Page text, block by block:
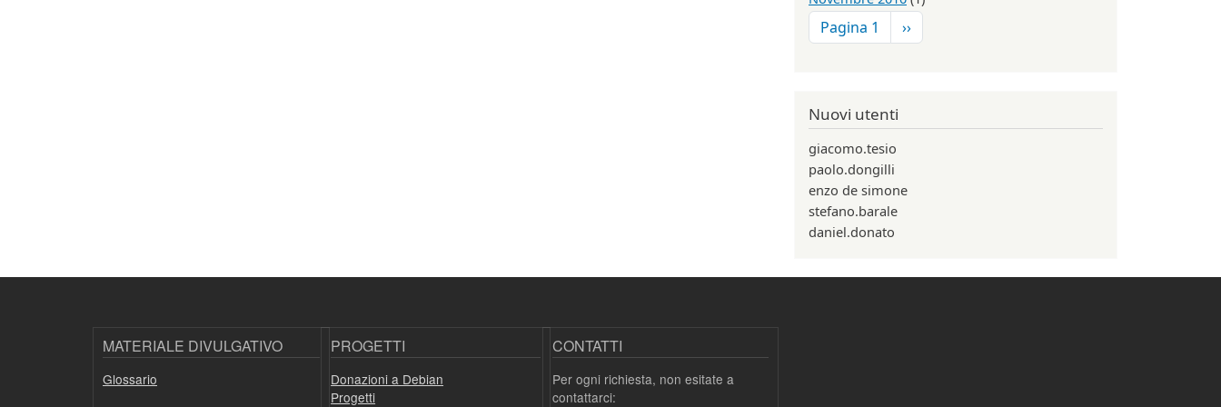
Paginazione
Pagina 1 Pagina successiva
››
Nuovi utenti
giacomo.tesio
paolo.dongilli
enzo de simone
stefano.barale
daniel.donato
MATERIALE DIVULGATIVO
Glossario
PROGETTI
Donazioni a Debian
Progetti
CONTATTI
Per ogni richiesta, non esitate a
contattarci: